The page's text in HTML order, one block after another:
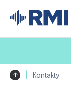
↑ Kontakty